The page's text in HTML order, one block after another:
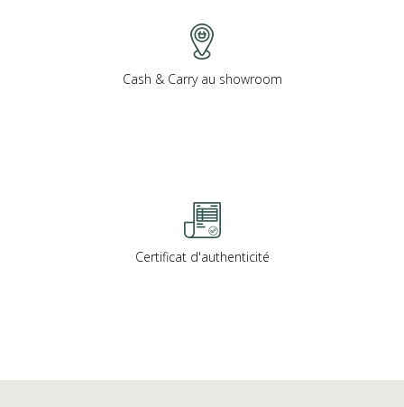
Cash & Carry au showroom
Certificat d'authenticité